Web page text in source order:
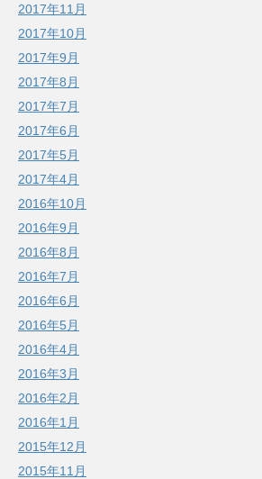
2017年11月
2017年10月
2017年9月
2017年8月
2017年7月
2017年6月
2017年5月
2017年4月
2016年10月
2016年9月
2016年8月
2016年7月
2016年6月
2016年5月
2016年4月
2016年3月
2016年2月
2016年1月
2015年12月
2015年11月